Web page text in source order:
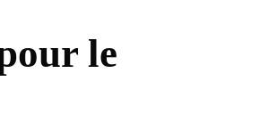
le